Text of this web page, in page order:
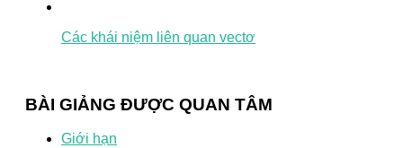
Các khái niệm liên quan vectơ
BÀI GIẢNG ĐƯỢC QUAN TÂM
Giới hạn